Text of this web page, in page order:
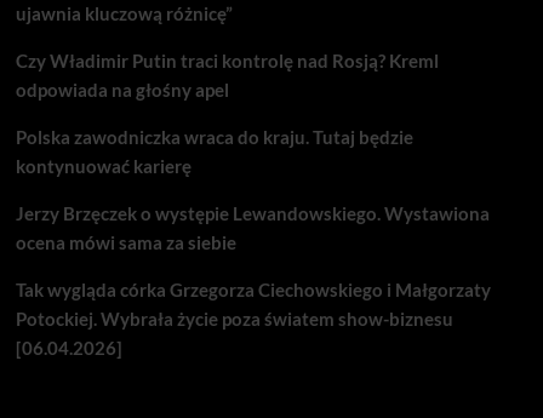
ujawnia kluczową różnicę”
Czy Władimir Putin traci kontrolę nad Rosją? Kreml
odpowiada na głośny apel
Polska zawodniczka wraca do kraju. Tutaj będzie
kontynuować karierę
Jerzy Brzęczek o występie Lewandowskiego. Wystawiona
ocena mówi sama za siebie
Tak wygląda córka Grzegorza Ciechowskiego i Małgorzaty
Potockiej. Wybrała życie poza światem show-biznesu
[06.04.2026]